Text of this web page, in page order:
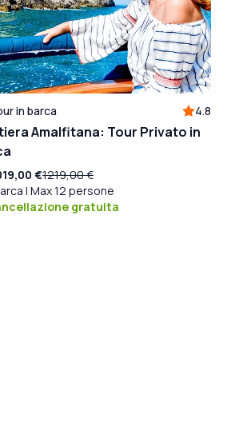
in barca 4.8
Amalfitana: Tour Privato in
€1219,00 €
| Max 12 persone
gratuita